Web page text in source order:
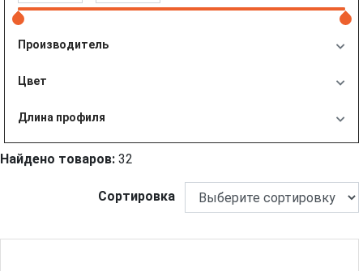
Производитель
Цвет
Длина профиля
Найдено товаров: 32
Сортировка